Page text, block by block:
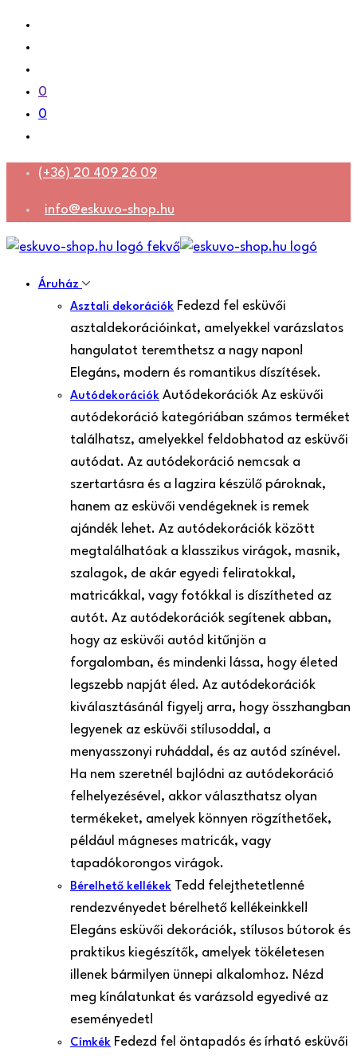
0
0
(+36) 20 409 26 09
info@eskuvo-shop.hu
Áruház
Asztali dekorációk Fedezd fel esküvői
asztaldekorációinkat, amelyekkel varázslatos
hangulatot teremthetsz a nagy napon!
Elegáns, modern és romantikus díszítések.
Autódekorációk Autódekorációk Az esküvői
autódekoráció kategóriában számos terméket
találhatsz, amelyekkel feldobhatod az esküvői
autódat. Az autódekoráció nemcsak a
szertartásra és a lagzira készülő pároknak,
hanem az esküvői vendégeknek is remek
ajándék lehet. Az autódekorációk között
megtalálhatóak a klasszikus virágok, masnik,
szalagok, de akár egyedi feliratokkal,
matricákkal, vagy fotókkal is díszítheted az
autót. Az autódekorációk segítenek abban,
hogy az esküvői autód kitűnjön a
forgalomban, és mindenki lássa, hogy életed
legszebb napját éled. Az autódekorációk
kiválasztásánál figyelj arra, hogy összhangban
legyenek az esküvői stílusoddal, a
menyasszonyi ruháddal, és az autód színével.
Ha nem szeretnél bajlódni az autódekoráció
felhelyezésével, akkor választhatsz olyan
termékeket, amelyek könnyen rögzíthetőek,
például mágneses matricák, vagy
tapadókorongos virágok.
Bérelhető kellékek Tedd felejthetetlenné
rendezvényedet bérelhető kellékeinkkel!
Elegáns esküvői dekorációk, stílusos bútorok és
praktikus kiegészítők, amelyek tökéletesen
illenek bármilyen ünnepi alkalomhoz. Nézd
meg kínálatunkat és varázsold egyedivé az
eseményedet!
Címkék Fedezd fel öntapadós és írható esküvői